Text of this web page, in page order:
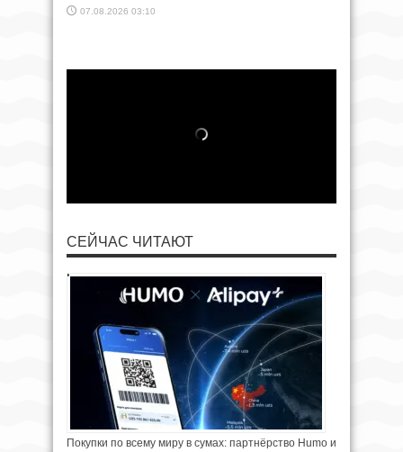
07.08.2026 03:10
СЕЙЧАС ЧИТАЮТ
Покупки по всему миру в сумах: партнёрство Humo и